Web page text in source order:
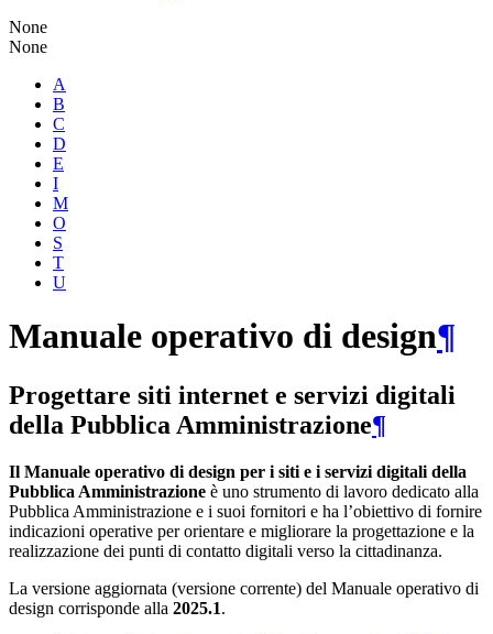
None
None
A
B
C
D
E
I
M
O
S
T
U
Manuale operativo di design¶
Progettare siti internet e servizi digitali
della Pubblica Amministrazione¶
Il Manuale operativo di design per i siti e i servizi digitali della
Pubblica Amministrazione è uno strumento di lavoro dedicato alla
Pubblica Amministrazione e i suoi fornitori e ha l’obiettivo di fornire
indicazioni operative per orientare e migliorare la progettazione e la
realizzazione dei punti di contatto digitali verso la cittadinanza.
La versione aggiornata (versione corrente) del Manuale operativo di
design corrisponde alla 2025.1.